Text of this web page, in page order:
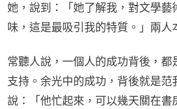
她，說到：「她了解我，對文學藝
味，這是最吸引我的特質。」兩人
常聽人說，一個人的成功背後，都
支持。余光中的成功，背後就是范
說：「他忙起來，可以幾天關在書